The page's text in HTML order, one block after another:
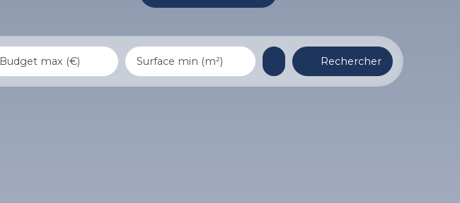
Budget max (€) Surface min (m²) Rechercher